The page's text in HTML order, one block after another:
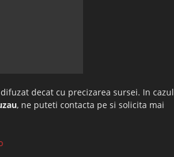
decat cu precizarea sursei. In cazul
, ne puteti contacta pe si solicita mai